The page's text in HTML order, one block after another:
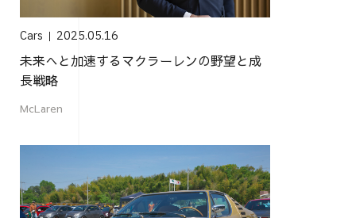
Cars 2025.05.16
未来へと加速するマクラーレンの野望と成
長戦略
McLaren